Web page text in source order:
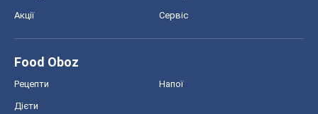
Акції Сервіс
Food Oboz
Рецепти Напої
Дієти